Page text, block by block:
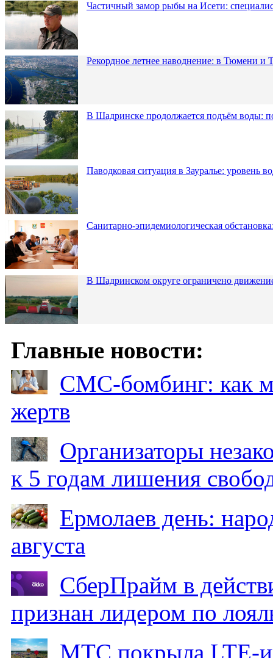
Частичный замор рыбы на Исети:
Рекордное летнее наводнение: в Тюмени и
В Шадринске продолжается подъём воды:
Паводковая ситуация в Зауралье: уровень
Санитарно-эпидемиологическая
В Шадринском округе ограничено
Главные новости:
СМС-бомбинг: как
жертв
Организаторы
к 5 годам лишения
Ермолаев день:
августа
СберПрайм в
признан лидером по
МТС покрыла LTE-